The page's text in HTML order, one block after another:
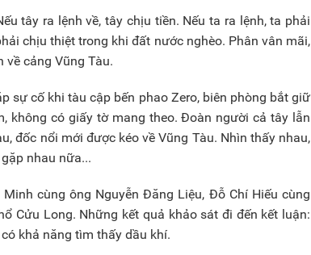
tây ra lệnh về, tây chịu tiền. Nếu ta ra lệnh, ta phải
chịu thiệt trong khi đất nước nghèo. Phân vân mãi,
về cảng Vũng Tàu.
sự cố khi tàu cập bến phao Zero, biên phòng bắt giữ
không có giấy tờ mang theo. Đoàn người cả tây lẫn
đốc nổi mới được kéo về Vũng Tàu. Nhìn thấy nhau,
nhau nữa...
cùng ông Nguyễn Đăng Liệu, Đỗ Chí Hiếu cùng
Cửu Long. Những kết quả khảo sát đi đến kết luận:
khả năng tìm thấy dầu khí.